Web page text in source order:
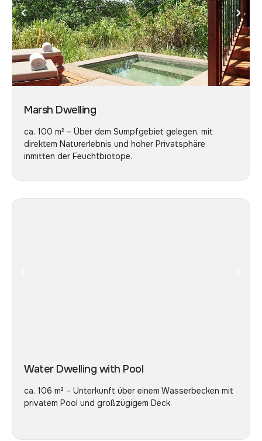
Marsh Dwelling
ca. 100 m² – Über dem Sumpfgebiet gelegen, mit
direktem Naturerlebnis und hoher Privatsphäre
inmitten der Feuchtbiotope.
Water Dwelling with Pool
ca. 106 m² – Unterkunft über einem Wasserbecken mit
privatem Pool und großzügigem Deck.